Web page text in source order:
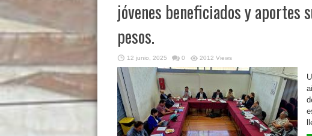
jóvenes beneficiados y aportes
pesos.
12 junio, 2025 0 2012 Views